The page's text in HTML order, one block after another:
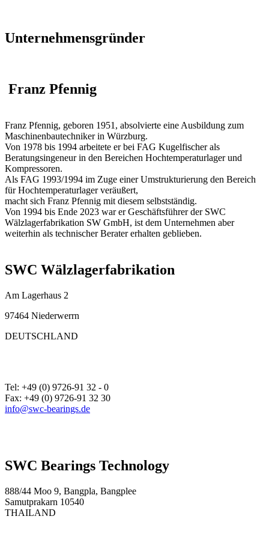
Unternehmensgründer
Franz Pfennig
Franz Pfennig, geboren 1951, absolvierte eine Ausbildung zum
Maschinenbautechniker in Würzburg.
Von 1978 bis 1994 arbeitete er bei FAG Kugelfischer als
Beratungsingeneur in den Bereichen Hochtemperaturlager und
Kompressoren.
Als FAG 1993/1994 im Zuge einer Umstrukturierung den Bereich
für Hochtemperaturlager veräußert,
macht sich Franz Pfennig mit diesem selbstständig.
Von 1994 bis Ende 2023 war er Geschäftsführer der SWC
Wälzlagerfabrikation SW GmbH, ist dem Unternehmen aber
weiterhin als technischer Berater erhalten geblieben.
SWC Wälzlagerfabrikation
Am Lagerhaus 2
97464 Niederwerrn
DEUTSCHLAND
Tel: +49 (0) 9726-91 32 - 0
Fax: +49 (0) 9726-91 32 30
info@swc-bearings.de
SWC Bearings Technology
888/44 Moo 9, Bangpla, Bangplee
Samutprakarn 10540
THAILAND